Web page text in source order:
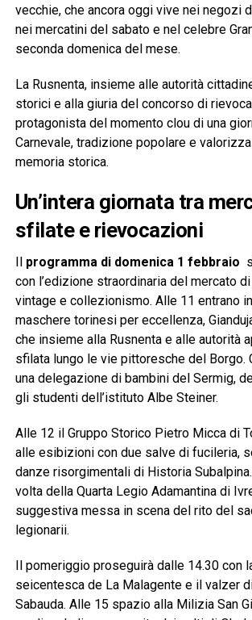
vecchie, che ancora oggi vive nei negozi
nei mercatini del sabato e nel celebre
seconda domenica del mese.
La Rusnenta, insieme alle autorità
storici e alla giuria del concorso di
protagonista del momento clou di una
Carnevale, tradizione popolare e
memoria storica.
Un’intera giornata tra
sfilate e rievocazioni
Il programma di domenica 1 febbraio
con l’edizione straordinaria del mercato
vintage e collezionismo. Alle 11 entrano
maschere torinesi per eccellenza,
che insieme alla Rusnenta e alle autorità
sfilata lungo le vie pittoresche del Borgo.
una delegazione di bambini del Sermig,
gli studenti dell’istituto Albe Steiner.
Alle 12 il Gruppo Storico Pietro Micca di
alle esibizioni con due salve di fucileria,
danze risorgimentali di Historia
volta della Quarta Legio Adamantina di
suggestiva messa in scena del rito del
legionarii.
Il pomeriggio proseguirà dalle 14.30 con
seicentesca de La Malagente e il valzer
Sabauda. Alle 15 spazio alla Milizia San